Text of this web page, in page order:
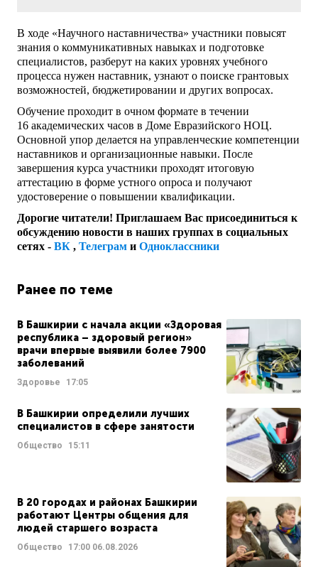
В ходе «Научного наставничества» участники повысят
знания о коммуникативных навыках и подготовке
специалистов, разберут на каких уровнях учебного
процесса нужен наставник, узнают о поиске грантовых
возможностей, бюджетировании и других вопросах.
Обучение проходит в очном формате в течении
16 академических часов в Доме Евразийского НОЦ.
Основной упор делается на управленческие компетенции
наставников и организационные навыки. После
завершения курса участники проходят итоговую
аттестацию в форме устного опроса и получают
удостоверение о повышении квалификации.
Дорогие читатели! Приглашаем Вас присоединиться к
обсуждению новости в наших группах в социальных
сетях - ВК , Телеграм и Одноклассники
Ранее по теме
В Башкирии с начала акции «Здоровая
республика – здоровый регион»
врачи впервые выявили более 7900
заболеваний
Здоровье 17:05
В Башкирии определили лучших
специалистов в сфере занятости
Общество 15:11
В 20 городах и районах Башкирии
работают Центры общения для
людей старшего возраста
Общество 17:00 06.08.2026